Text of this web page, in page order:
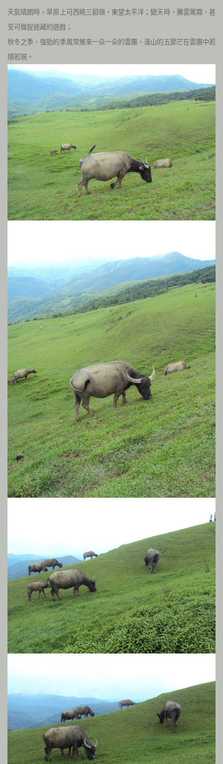
天氣晴朗時，草原上可西眺三貂嶺，東望太平洋；變天時，騰雲駕霧，甚
至可做捉迷藏的遊戲；
秋冬之季，強勁的季風常推來一朵一朵的雲團，漫山的五節芒在雲團中若
隱若現。